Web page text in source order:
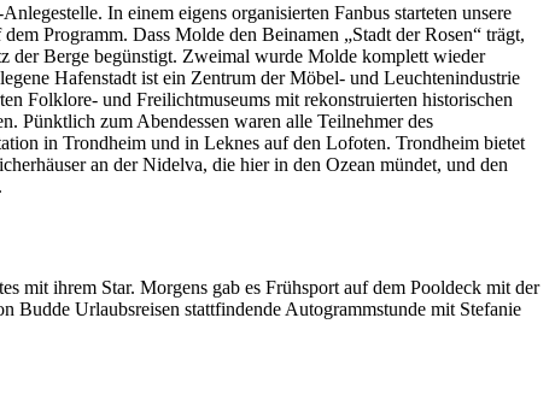
Anlegestelle. In einem eigens organisierten Fanbus starteten unsere
Programm. Dass Molde den Beinamen „Stadt der Rosen“ trägt,
der Berge begünstigt. Zweimal wurde Molde komplett wieder
Hafenstadt ist ein Zentrum der Möbel- und Leuchtenindustrie
Folklore- und Freilichtmuseums mit rekonstruierten historischen
Pünktlich zum Abendessen waren alle Teilnehmer des
in Trondheim und in Leknes auf den Lofoten. Trondheim bietet
an der Nidelva, die hier in den Ozean mündet, und den
mit ihrem Star. Morgens gab es Frühsport auf dem Pooldeck mit der
Budde Urlaubsreisen stattfindende Autogrammstunde mit Stefanie